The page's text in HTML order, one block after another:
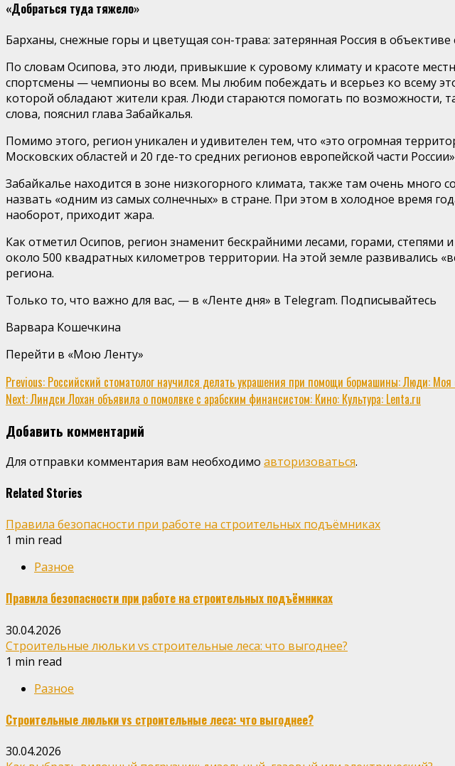
«Добраться туда тяжело»
Барханы, снежные горы и цветущая сон-трава: затерянная Россия в
По словам Осипова, это люди, привыкшие к суровому климату и красоте
спортсмены — чемпионы во всем. Мы любим побеждать и всерьез ко всему
которой обладают жители края. Люди стараются помогать по возможности,
слова, пояснил глава Забайкалья.
Помимо этого, регион уникален и удивителен тем, что «это огромная
Московских областей и 20 где-то средних регионов европейской части
Забайкалье находится в зоне низкогорного климата, также там очень
назвать «одним из самых солнечных» в стране. При этом в холодное время
наоборот, приходит жара.
Как отметил Осипов, регион знаменит бескрайними лесами, горами,
около 500 квадратных километров территории. На этой земле развивались
региона.
Только то, что важно для вас, — в «Ленте дня» в Telegram. Подписывайтесь
Варвара Кошечкина
Перейти в «Мою Ленту»
Continue
Reading
Previous: Российский стоматолог научился делать украшения при помощи бормашины: Люди: Моя
Next:Линдси Лохан объявила о помолвке с арабским финансистом: Кино: Культура: Lenta.ru
Добавить комментарий
Для отправки комментария вам необходимо авторизоваться.
Related Stories
Правила безопасности при работе на строительных подъёмниках
1 min read
Разное
Правила безопасности при работе на строительных подъёмниках
30.04.2026
Строительные люльки vs строительные леса: что выгоднее?
1 min read
Разное
Строительные люльки vs строительные леса: что выгоднее?
30.04.2026